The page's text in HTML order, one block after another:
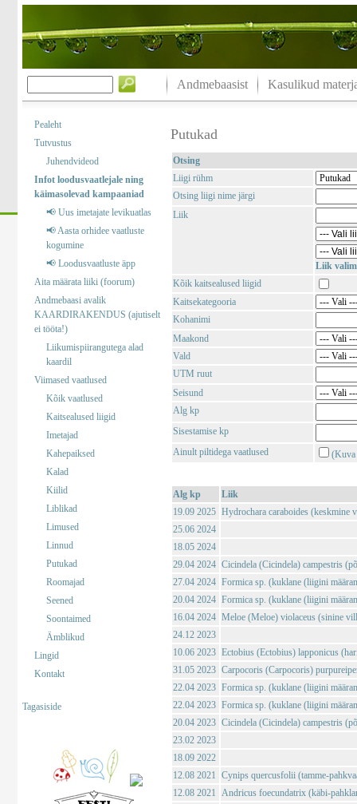
Andmebaasist Kasulikud
Pealeht
Tutvustus
Juhendvideod
Infot loodusvaatlejale ning
käimasolevad kampaaniad
📢 Uus imetajate levikuatlas
📢 Aasta orhidee vaatluste
kogumine
📢 Loodusvaatluste äpp
Aita määrata liiki (foorum)
Andmebaasi avalik
KAARDIRAKENDUS (ajutiselt
ei tööta!)
Liikumispiirangutega alad
kaardil
Viimased vaatlused
Kõik vaatlused
Kaitsealused liigid
Imetajad
Kahepaiksed
Kalad
Kiilid
Liblikad
Limused
Linnud
Putukad
Roomajad
Seened
Soontaimed
Ämblikud
Lingid
Kontakt
Tagasiside
Putukad
Otsing
Liigi rühm
Otsing liigi nime järgi
Liik
Liik
Kõik kaitsealused liigid
Kaitsekategooria
Kohanimi
Maakond
Vald
UTM ruut
Seisund
Alg kp
Sisestamise kp
Ainult piltidega vaatlused
(Kuva
Alg kp
Liik
19.09 2025 Hydrochara caraboides (keskmine
25.06 2024
18.05 2024
29.04 2024 Cicindela (Cicindela) campestris
27.04 2024 Formica sp. (kuklane (liigini
20.04 2024 Formica sp. (kuklane (liigini
16.04 2024 Meloe (Meloe) violaceus (sinine
24.12 2023
10.06 2023 Ectobius (Ectobius) lapponicus
31.05 2023 Carpocoris (Carpocoris)
22.04 2023 Formica sp. (kuklane (liigini
22.04 2023 Formica sp. (kuklane (liigini
20.04 2023 Cicindela (Cicindela) campestris
23.02 2023
18.09 2022
12.08 2021 Cynips quercusfolii (tamme-
12.08 2021 Andricus foecundatrix (käbi-